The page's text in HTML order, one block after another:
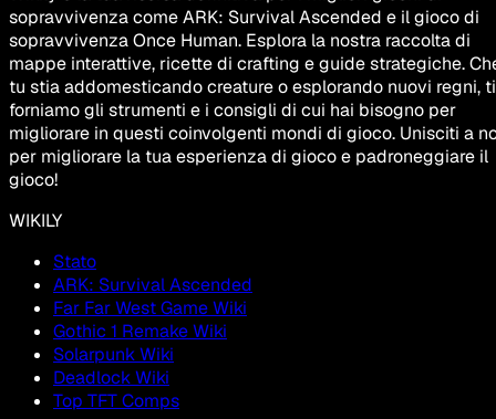
sopravvivenza come ARK: Survival Ascended e il gioco di
sopravvivenza Once Human. Esplora la nostra raccolta di
mappe interattive, ricette di crafting e guide strategiche.
tu stia addomesticando creature o esplorando nuovi regni, ti
forniamo gli strumenti e i consigli di cui hai bisogno per
migliorare in questi coinvolgenti mondi di gioco. Unisciti a
per migliorare la tua esperienza di gioco e padroneggiare il
gioco!
WIKILY
Stato
ARK: Survival Ascended
Far Far West Game Wiki
Gothic 1 Remake Wiki
Solarpunk Wiki
Deadlock Wiki
Top TFT Comps